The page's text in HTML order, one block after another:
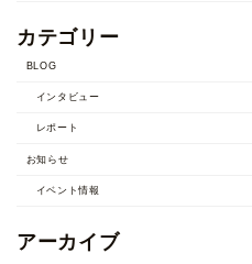
カテゴリー
BLOG
インタビュー
レポート
お知らせ
イベント情報
アーカイブ